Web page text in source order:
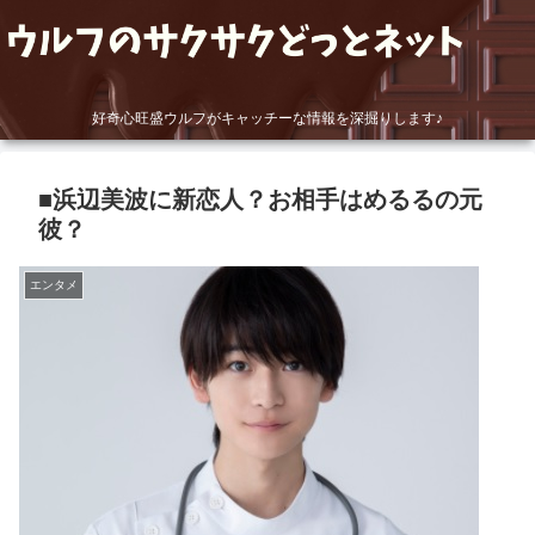
好奇心旺盛ウルフがキャッチーな情報を深掘りします♪
■浜辺美波に新恋人？お相手はめるるの元
彼？
エンタメ